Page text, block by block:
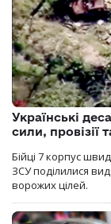
Українські
сили, провізії
Бійці 7 корпус
ЗСУ поділилися
ворожих цілей.